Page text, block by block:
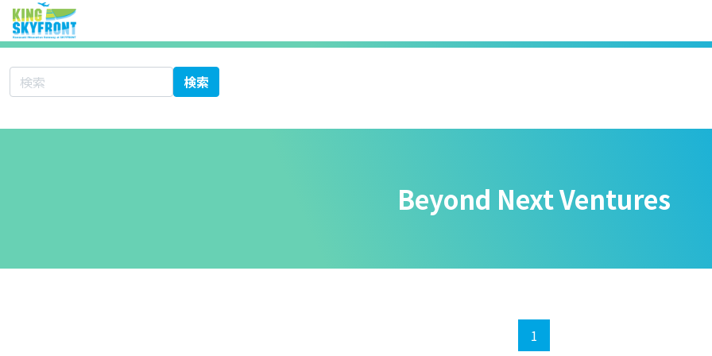
サイト内検索 検索
Beyond Next Ventures
1